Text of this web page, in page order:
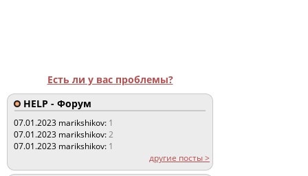
Есть ли у вас проблемы?
HELP - Форум
07.01.2023 marikshikov: 1
07.01.2023 marikshikov:2
07.01.2023 marikshikov: 1
другие посты >